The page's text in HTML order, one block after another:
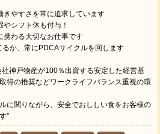
やすさを常に追求しています
シフト休も付与！
携わる大切なお仕事です
るか、常にPDCAサイクルを回します
神戸物産が100％出資する安定した経営基
得の推奨などワークライフバランス重視の環
に関りながら、安全でおししい食をお客様の
”